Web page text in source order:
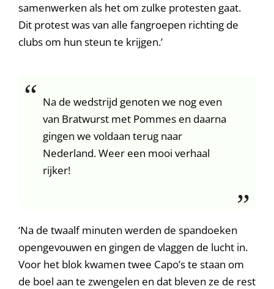
samenwerken als het om zulke protesten gaat.
Dit protest was van alle fangroepen richting de
clubs om hun steun te krijgen.’
Na de wedstrijd genoten we nog even
van Bratwurst met Pommes en daarna
gingen we voldaan terug naar
Nederland. Weer een mooi verhaal
rijker!
‘Na de twaalf minuten werden de spandoeken
opengevouwen en gingen de vlaggen de lucht in.
Voor het blok kwamen twee Capo’s te staan om
de boel aan te zwengelen en dat bleven ze de rest